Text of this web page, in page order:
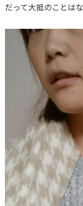
だって大抵のこと